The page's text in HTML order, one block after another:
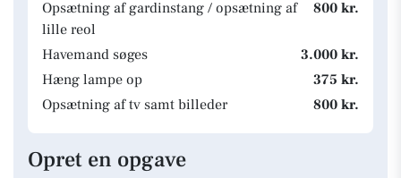
Opsætning af gardinstang / opsætning af
lille reol
800 kr.
Havemand søges
3.000 kr.
Hæng lampe op
375 kr.
Opsætning af tv samt billeder
800 kr.
Opret en opgave